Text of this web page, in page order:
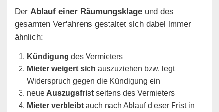
Der Ablauf einer Räumungsklage und des
gesamten Verfahrens gestaltet sich dabei immer
ähnlich:
Kündigung des Vermieters
Mieter weigert sich auszuziehen bzw. legt
Widerspruch gegen die Kündigung ein
neue Auszugsfrist seitens des Vermieters
Mieter verbleibt auch nach Ablauf dieser Frist in